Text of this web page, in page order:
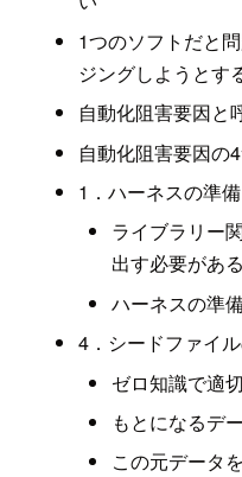
1つのソフトだと
ジングしようとす
自動化阻害要因と
自動化阻害要因の
1．ハーネスの準備
ライブラリー
出す必要があ
ハーネスの準
4．シードファイ
ゼロ知識で適
もとになるデ
この元データ